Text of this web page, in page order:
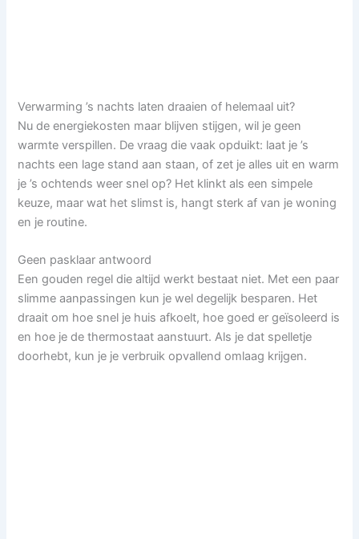
Verwarming ’s nachts laten draaien of helemaal uit?
Nu de energiekosten maar blijven stijgen, wil je geen
warmte verspillen. De vraag die vaak opduikt: laat je ’s
nachts een lage stand aan staan, of zet je alles uit en warm
je ’s ochtends weer snel op? Het klinkt als een simpele
keuze, maar wat het slimst is, hangt sterk af van je woning
en je routine.
Geen pasklaar antwoord
Een gouden regel die altijd werkt bestaat niet. Met een paar
slimme aanpassingen kun je wel degelijk besparen. Het
draait om hoe snel je huis afkoelt, hoe goed er geïsoleerd is
en hoe je de thermostaat aanstuurt. Als je dat spelletje
doorhebt, kun je je verbruik opvallend omlaag krijgen.